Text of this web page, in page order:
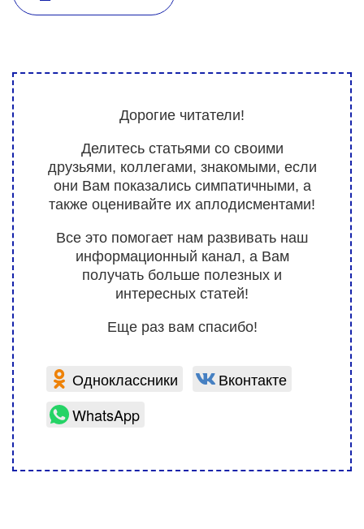
Дорогие читатели!
Делитесь статьями со своими
друзьями, коллегами, знакомыми, если
они Вам показались симпатичными, а
также оценивайте их аплодисментами!
Все это помогает нам развивать наш
информационный канал, а Вам
получать больше полезных и
интересных статей!
Еще раз вам спасибо!
Одноклассники
Вконтакте
WhatsApp